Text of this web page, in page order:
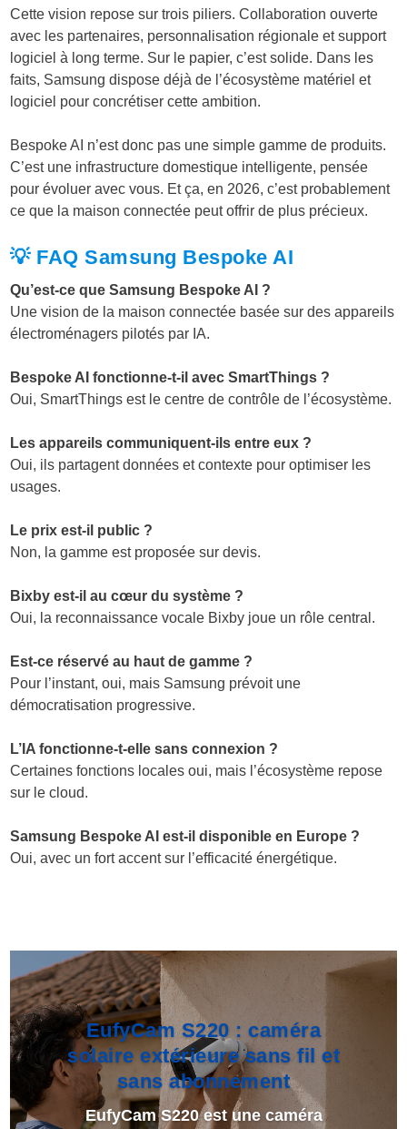
Cette vision repose sur trois piliers. Collaboration ouverte
avec les partenaires, personnalisation régionale et support
logiciel à long terme. Sur le papier, c’est solide. Dans les
faits, Samsung dispose déjà de l’écosystème matériel et
logiciel pour concrétiser cette ambition.
Bespoke AI n’est donc pas une simple gamme de produits.
C’est une infrastructure domestique intelligente, pensée
pour évoluer avec vous. Et ça, en 2026, c’est probablement
ce que la maison connectée peut offrir de plus précieux.
💡 FAQ Samsung Bespoke AI
Qu’est-ce que Samsung Bespoke AI ?
Une vision de la maison connectée basée sur des appareils
électroménagers pilotés par IA.
Bespoke AI fonctionne-t-il avec SmartThings ?
Oui, SmartThings est le centre de contrôle de l’écosystème.
Les appareils communiquent-ils entre eux ?
Oui, ils partagent données et contexte pour optimiser les
usages.
Le prix est-il public ?
Non, la gamme est proposée sur devis.
Bixby est-il au cœur du système ?
Oui, la reconnaissance vocale Bixby joue un rôle central.
Est-ce réservé au haut de gamme ?
Pour l’instant, oui, mais Samsung prévoit une
démocratisation progressive.
L’IA fonctionne-t-elle sans connexion ?
Certaines fonctions locales oui, mais l’écosystème repose
sur le cloud.
Samsung Bespoke AI est-il disponible en Europe ?
Oui, avec un fort accent sur l’efficacité énergétique.
EufyCam S220 : caméra
solaire extérieure sans fil et
sans abonnement
EufyCam S220 est une caméra